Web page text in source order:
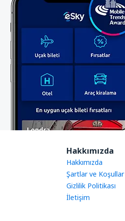
Hakkımızda
Hakkımızda
Şartlar ve Koşullar
Gizlilik Politikası
İletişim